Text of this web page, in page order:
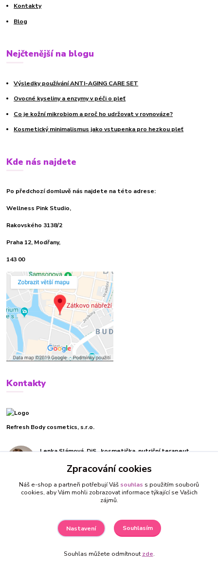
Kontakty
Blog
Nejčtenější na blogu
Výsledky používání ANTI-AGING CARE SET
Ovocné kyseliny a enzymy v péči o pleť
Co je kožní mikrobiom a proč ho udržovat v rovnováze?
Kosmetický minimalismus jako vstupenka pro hezkou pleť
Kde nás najdete
Po předchozí domluvě nás najdete na této adrese:
Wellness Pink Studio,
Rakovského 3138/2
Praha 12, Modřany,
143 00
Kontakty
Refresh Body cosmetics, s.r.o.
Lenka Slámová, DiS., kosmetička, nutriční terapeut
(Po-Pá, 9-19 hod.)
info@refreshbody.cz
Vytvořeno na Eshop-rychle.cz
Zpracování cookies
Náš e-shop a partneři potřebují Váš souhlas s použitím souborů
cookies, aby Vám mohli zobrazovat informace týkající se Vašich
zájmů.
Nastavení Souhlasím
Souhlas můžete odmítnout zde.